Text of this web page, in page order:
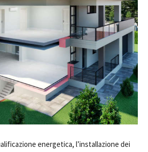
energetica, l’installazione dei